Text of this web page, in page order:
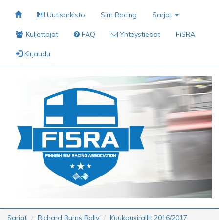
Uutisarkisto Sim Racing Sarjat
Kuljettajat FAQ Yhteystiedot FiSRA
Kirjaudu
Sarjat Richard Burns Rally
Kuukausirallit 2016/2017